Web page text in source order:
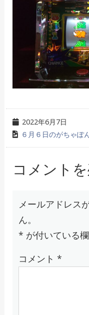
2022年6月7日
６月６日のがちゃぽ
コメント
メールアドレス
ん。
* が付いている
コメント *